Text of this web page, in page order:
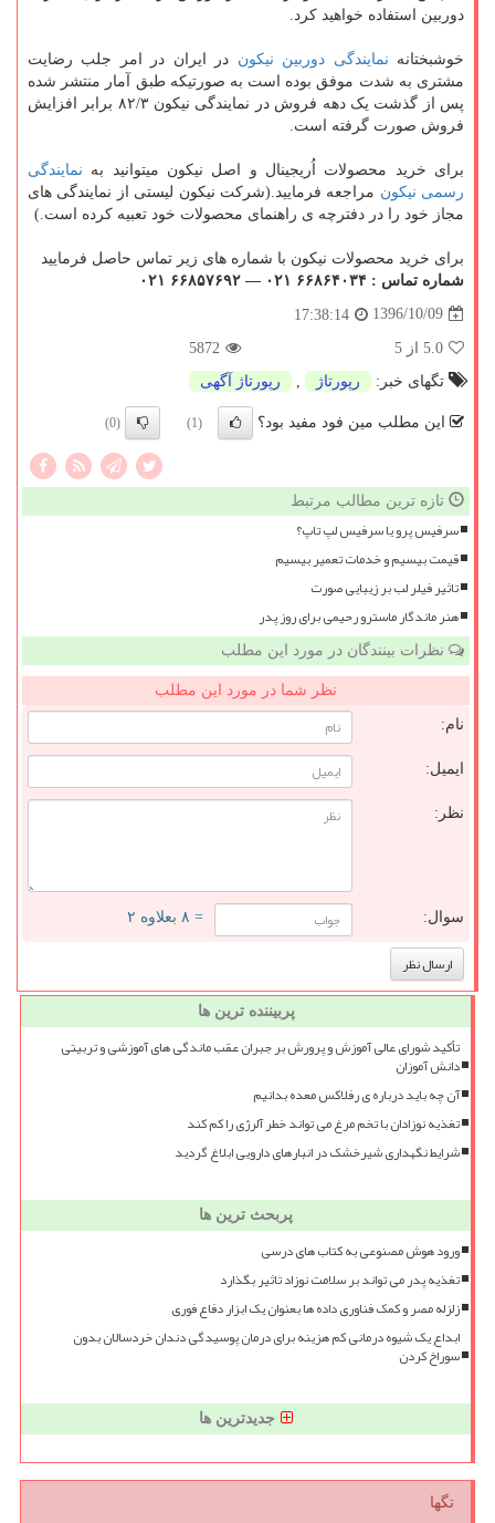
دوربین استفاده خواهید کرد.
خوشبختانه نمایندگی دوربین نیکون در ایران در امر جلب رضایت
مشتری به شدت موفق بوده است به صورتیکه طبق آمار منتشر شده
پس از گذشت یک دهه فروش در نمایندگی نیکون ۸۲/۳ برابر افزایش
فروش صورت گرفته است.
برای خرید محصولات اُریجینال و اصل نیکون میتوانید به نمایندگی
رسمی نیکون مراجعه فرمایید.(شرکت نیکون لیستی از نمایندگی های
مجاز خود را در دفترچه ی راهنمای محصولات خود تعبیه کرده است.)
برای خرید محصولات نیکون با شماره های زیر تماس حاصل فرمایید
شماره تماس : ۶۶۸۶۴۰۳۴ ۰۲۱ — ۶۶۸۵۷۶۹۲ ۰۲۱
1396/10/09
17:38:14
5.0 از 5
5872
تگهای خبر:
رپورتاژ رپورتاژ آگهی
این مطلب مین فود مفید بود؟ (1)
(0)
تازه ترین مطالب مرتبط
سرفیس پرو یا سرفیس لپ تاپ؟
قیمت بیسیم و خدمات تعمیر بیسیم
تاثیر فیلر لب بر زیبایی صورت
هنر ماندگار ماسترو رحیمی برای روز پدر
نظرات بینندگان در مورد این مطلب
نظر شما در مورد این مطلب
نام:
ایمیل:
نظر:
سوال: = ۸ بعلاوه ۲
پربیننده ترین ها
تأکید شورای عالی آموزش و پرورش بر جبران عقب ماندگی های آموزشی و تربیتی
دانش آموزان
آن چه باید درباره ی رفلاکس معده بدانیم
تغذیه نوزادان با تخم مرغ می تواند خطر آلرژی را کم کند
شرایط نگهداری شیرخشک در انبارهای دارویی ابلاغ گردید
پربحث ترین ها
ورود هوش مصنوعی به کتاب های درسی
تغذیه پدر می تواند بر سلامت نوزاد تاثیر بگذارد
زلزله مصر و کمک فناوری داده ها بعنوان یک ابزار دفاع فوری
ابداع یک شیوه درمانی کم هزینه برای درمان پوسیدگی دندان خردسالان بدون
سوراخ کردن
جدیدترین ها
تگها